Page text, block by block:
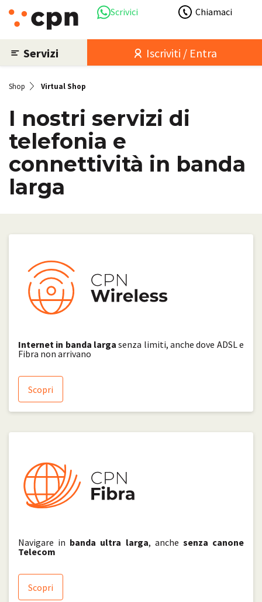
Scrivici Chiamaci
Servizi Iscriviti / Entra
Shop Virtual Shop
I nostri servizi di
telefonia e
connettività in banda
larga
Internet in banda larga senza limiti, anche dove ADSL e
Fibra non arrivano
Scopri
Navigare in banda ultra larga, anche senza canone
Telecom
Scopri